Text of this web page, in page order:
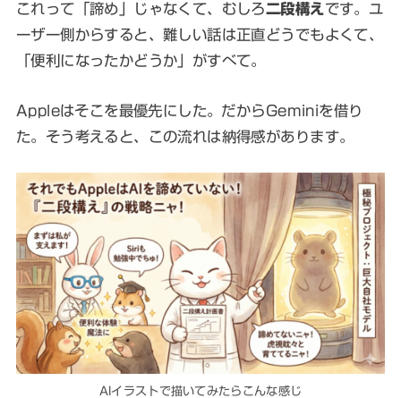
これって「諦め」じゃなくて、むしろ二段構え です。ユ
ーザー側からすると、難しい話は正直どうでもよくて、
「便利になったかどうか」がすべて。
Appleはそこを最優先にした。だからGeminiを借り
た。そう考えると、この流れは納得感があります。
AIイラストで描いてみたらこんな感じ